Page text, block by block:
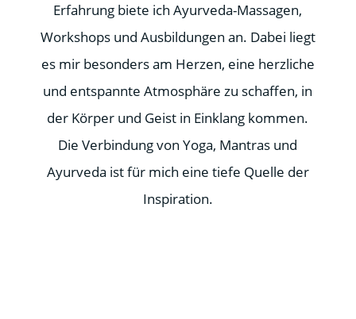
Erfahrung biete ich Ayurveda-Massagen,
Workshops und Ausbildungen an. Dabei liegt
es mir besonders am Herzen, eine herzliche
und entspannte Atmosphäre zu schaffen, in
der Körper und Geist in Einklang kommen.
Die Verbindung von Yoga, Mantras und
Ayurveda ist für mich eine tiefe Quelle der
Inspiration.